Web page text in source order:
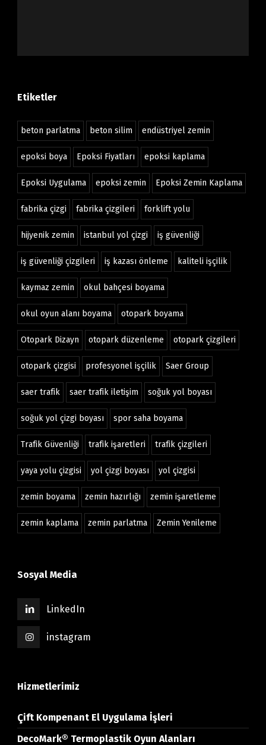
Etiketler
beton parlatma beton silim endüstriyel zemin
epoksi boya Epoksi Fiyatları epoksi kaplama
Epoksi Uygulama epoksi zemin Epoksi Zemin Kaplama
fabrika çizgi fabrika çizgileri forklift yolu
hijyenik zemin istanbul yol çizgi iş güvenliği
iş güvenliği çizgileri iş kazası önleme kaliteli işçilik
kaymaz zemin okul bahçesi boyama
okul oyun alanı boyama otopark boyama
Otopark Dizayn otopark düzenleme otopark çizgileri
otopark çizgisi profesyonel işçilik Saer Group
saer trafik saer trafik iletişim soğuk yol boyası
soğuk yol çizgi boyası spor saha boyama
Trafik Güvenliği trafik işaretleri trafik çizgileri
yaya yolu çizgisi yol çizgi boyası yol çizgisi
zemin boyama zemin hazırlığı zemin işaretleme
zemin kaplama zemin parlatma Zemin Yenileme
Sosyal Media
LinkedIn
instagram
Hizmetlerimiz
Çift Kompenant El Uygulama İşleri
DecoMark® Termoplastik Oyun Alanları